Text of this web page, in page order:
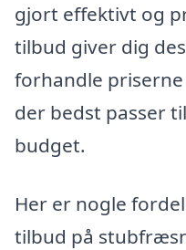
gjort effektivt og
tilbud giver dig
forhandle
der bedst passer
budget.
Her er nogle
tilbud på